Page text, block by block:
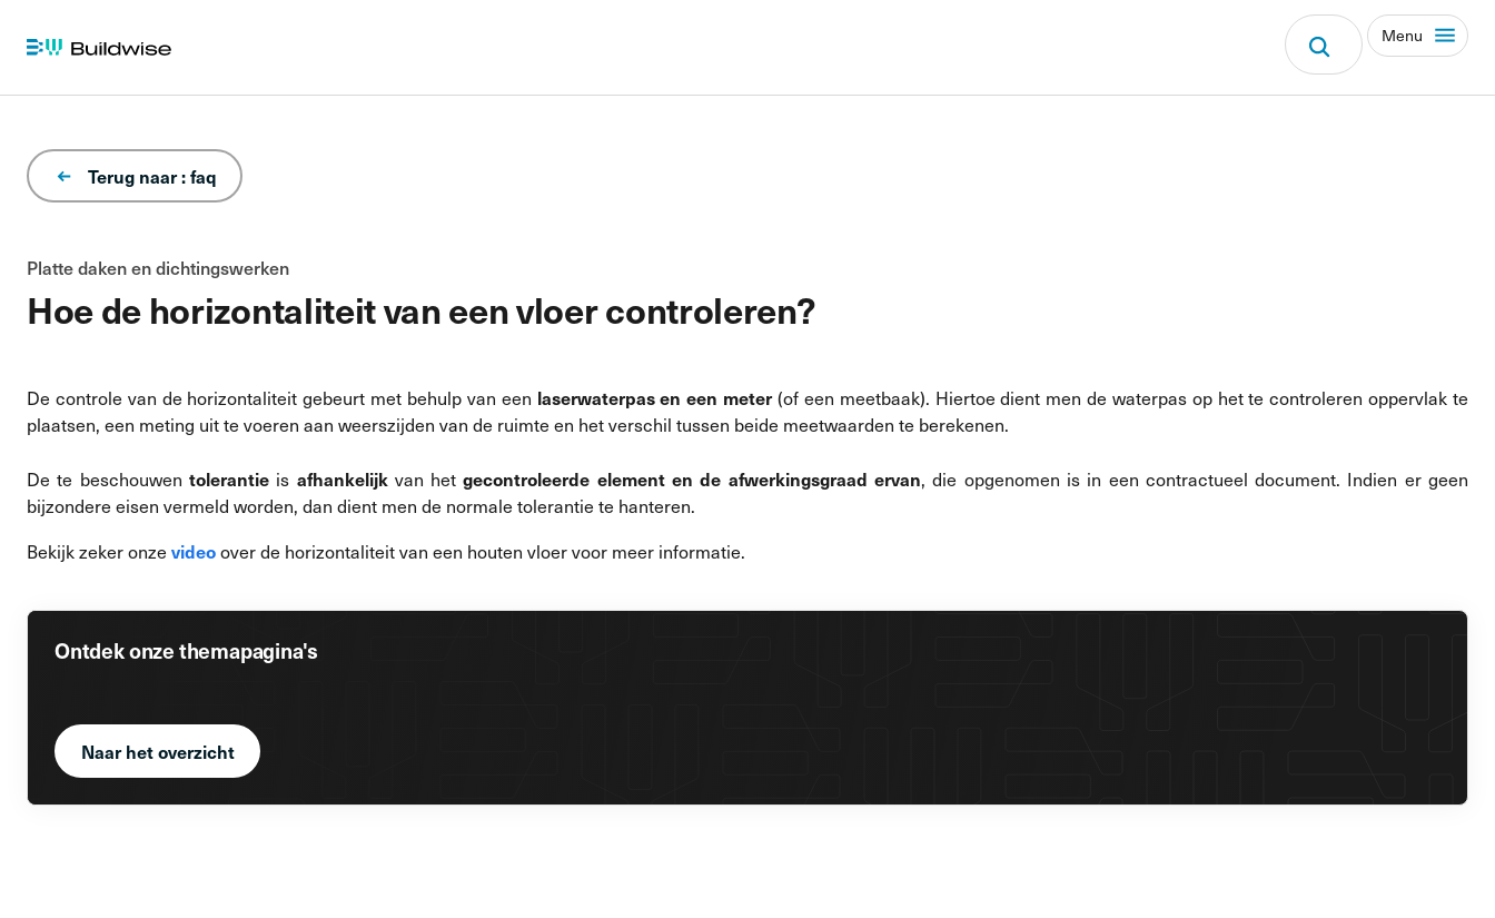
Menu
Hoe de horizontaliteit van een vloer controleren?
Platte daken en dichtingswerken
Terug naar : faq
De controle van de horizontaliteit gebeurt met behulp van een laserwaterpas en een meter(of een meetbaak). Hiertoe dient men de waterpas op het te controleren oppervlak te
plaatsen, een meting uit te voeren aan weerszijden van de ruimte en het verschil tussen beide meetwaarden te berekenen.
De te beschouwen tolerantieis afhankelijkvan hetgecontroleerde element en de afwerkingsgraad ervan, die opgenomen is in een contractueel document. Indien er geen
bijzondere eisen vermeld worden, dan dient men de normale tolerantie te hanteren.
Bekijk zeker onze videoover de horizontaliteit van een houten vloer voor meer informatie.
Ontdek onze themapagina's
Naar het overzicht